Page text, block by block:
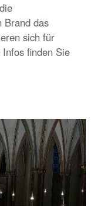
Brand das
sich für
finden Sie